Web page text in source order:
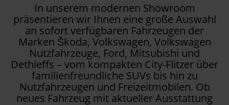
In unserem modernen Showroom
präsentieren wir Ihnen eine große Auswahl
an sofort verfügbaren Fahrzeugen der
Marken Škoda, Volkswagen, Volkswagen
Nutzfahrzeuge, Ford, Mitsubishi und
Dethleffs – vom kompakten City-Flitzer über
familienfreundliche SUVs bis hin zu
Nutzfahrzeugen und Freizeitmobilen. Ob
neues Fahrzeug mit aktueller Ausstattung